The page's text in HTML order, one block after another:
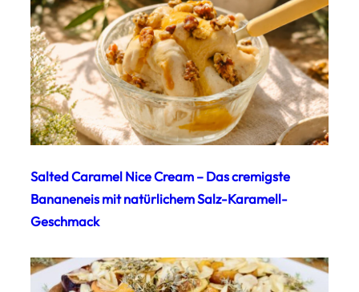
Salted Caramel Nice Cream – Das cremigste
Bananeneis mit natürlichem Salz-Karamell-
Geschmack